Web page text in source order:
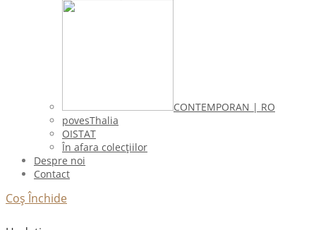
CONTEMPORAN | RO
povesThalia
OISTAT
În afara colecţiilor
Despre noi
Contact
Coș Închide